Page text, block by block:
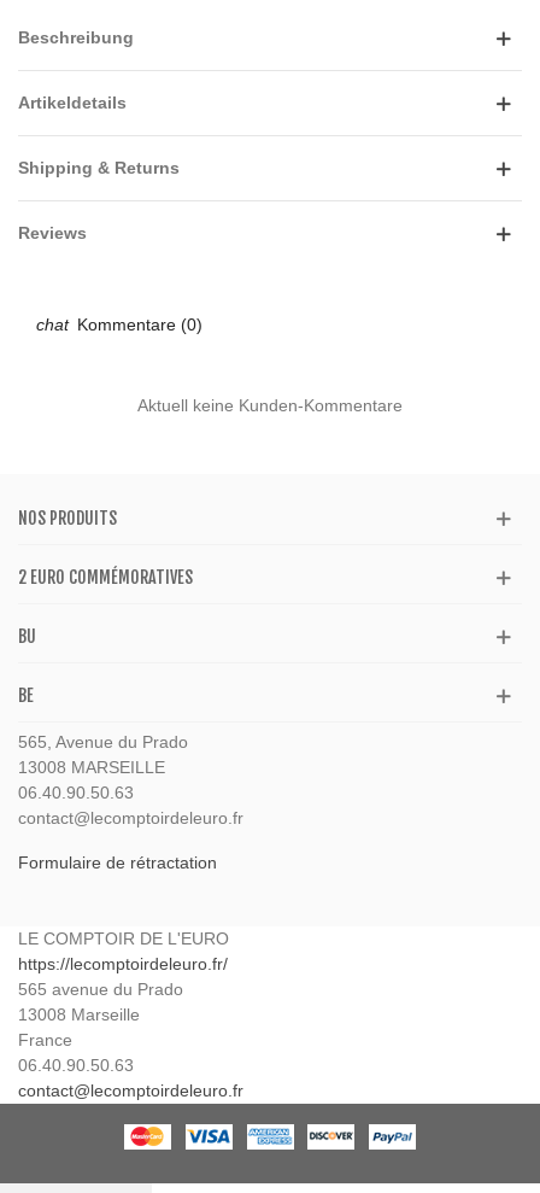
Beschreibung
Artikeldetails
Shipping & Returns
Reviews
Kommentare (0)
Aktuell keine Kunden-Kommentare
NOS PRODUITS
2 EURO COMMÉMORATIVES
BU
BE
565, Avenue du Prado
13008 MARSEILLE
06.40.90.50.63
contact@lecomptoirdeleuro.fr
Formulaire de rétractation
LE COMPTOIR DE L'EURO
https://lecomptoirdeleuro.fr/
565 avenue du Prado
13008 Marseille
France
06.40.90.50.63
contact@lecomptoirdeleuro.fr